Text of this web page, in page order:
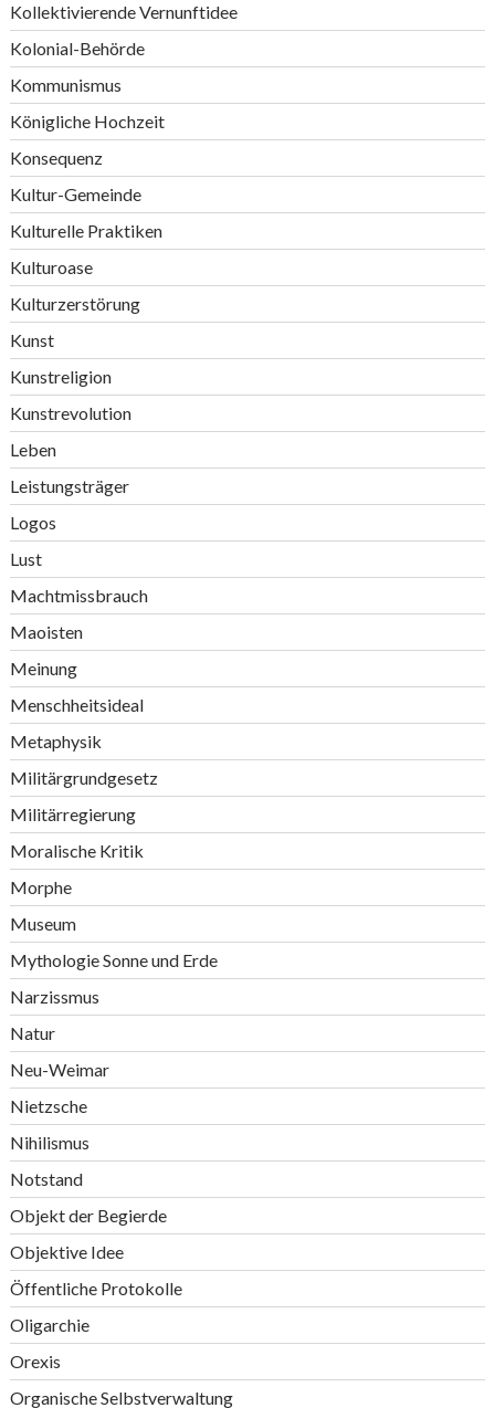
Kollektivierende Vernunftidee
Kolonial-Behörde
Kommunismus
Königliche Hochzeit
Konsequenz
Kultur-Gemeinde
Kulturelle Praktiken
Kulturoase
Kulturzerstörung
Kunst
Kunstreligion
Kunstrevolution
Leben
Leistungsträger
Logos
Lust
Machtmissbrauch
Maoisten
Meinung
Menschheitsideal
Metaphysik
Militärgrundgesetz
Militärregierung
Moralische Kritik
Morphe
Museum
Mythologie Sonne und Erde
Narzissmus
Natur
Neu-Weimar
Nietzsche
Nihilismus
Notstand
Objekt der Begierde
Objektive Idee
Öffentliche Protokolle
Oligarchie
Orexis
Organische Selbstverwaltung